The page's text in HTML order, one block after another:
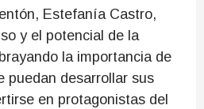
Estefanía Castro,
y el potencial de la
la importancia de
puedan desarrollar sus
en protagonistas del